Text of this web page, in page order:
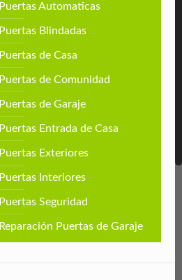
Puertas Automaticas
Puertas Blindadas
Puertas de Casa
Puertas de Comunidad
Puertas de Garaje
Puertas Entrada de Casa
Puertas Exteriores
Puertas Interiores
Puertas Seguridad
Reparación Puertas de Garaje